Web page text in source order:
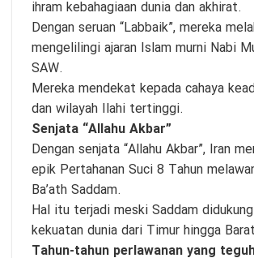
ihram kebahagiaan dunia dan akhirat.
Dengan seruan “Labbaik”, mereka
mengelilingi ajaran Islam murni Nabi
SAW.
Mereka mendekat kepada cahaya
dan wilayah Ilahi tertinggi.
Senjata “Allahu Akbar”
Dengan senjata “Allahu Akbar”, Iran
epik Pertahanan Suci 8 Tahun
Ba’ath Saddam.
Hal itu terjadi meski Saddam
kekuatan dunia dari Timur hingga
Tahun-tahun perlawanan yang